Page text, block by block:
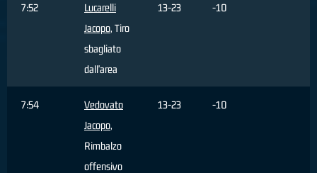
7:52
Lucarelli
Jacopo, Tiro
sbagliato
dall'area
13-23 -10
7:54
Vedovato
Jacopo,
Rimbalzo
offensivo
13-23 -10